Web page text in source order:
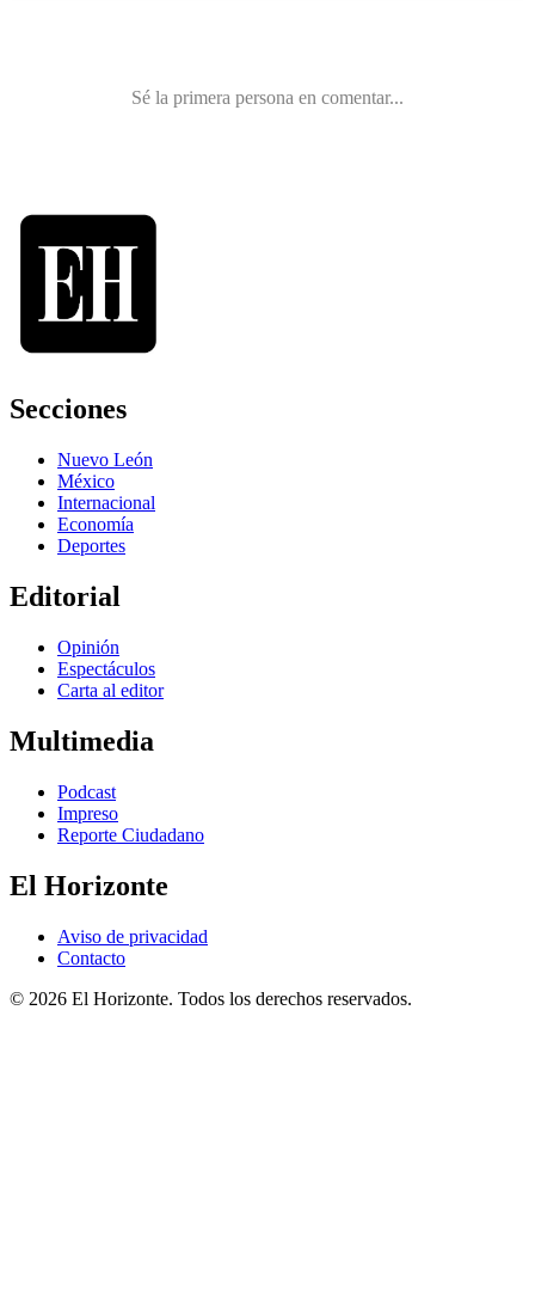
Secciones
Nuevo León
México
Internacional
Economía
Deportes
Editorial
Opinión
Espectáculos
Carta al editor
Multimedia
Podcast
Impreso
Reporte Ciudadano
El Horizonte
Aviso de privacidad
Contacto
© 2026 El Horizonte. Todos los derechos reservados.